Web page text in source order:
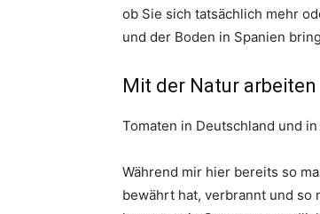
ob Sie sich tatsächlich mehr
und der Boden in Spanien
Mit der Natur arbeiten
Tomaten in Deutschland und
Während mir hier bereits so
bewährt hat, verbrannt und so